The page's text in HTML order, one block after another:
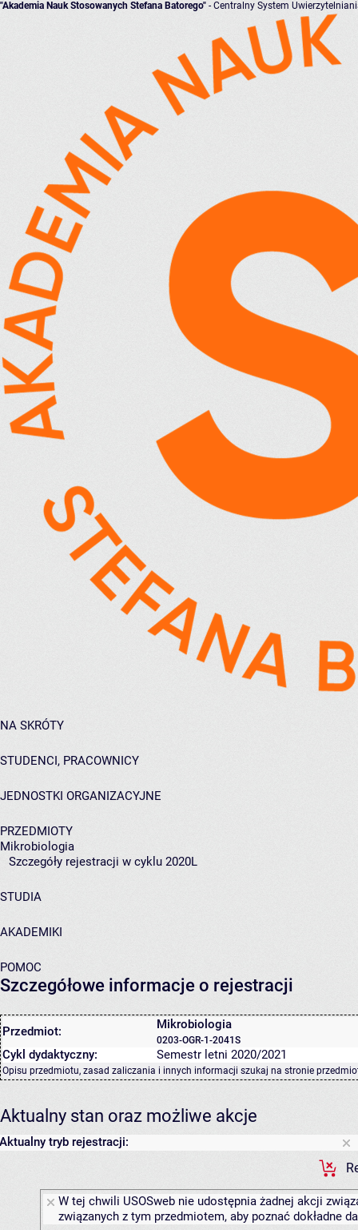
"Akademia Nauk Stosowanych Stefana Batorego" - Centralny System
NA SKRÓTY
STUDENCI, PRACOWNICY
JEDNOSTKI ORGANIZACYJNE
PRZEDMIOTY
Mikrobiologia
Szczegóły rejestracji w cyklu 2020L
STUDIA
AKADEMIKI
POMOC
Szczegółowe informacje o rejestracji
Przedmiot: Mikrobiologia
0203-OGR-1-2041S
Cykl dydaktyczny: Semestr letni 2020/2021
Opisu przedmiotu, zasad zaliczania i innych informacji szukaj na stronie
Aktualny stan oraz możliwe akcje
Aktualny tryb rejestracji:
W tej chwili USOSweb nie udostępnia żadnej akcji
związanych z tym przedmiotem, aby poznać dokładne